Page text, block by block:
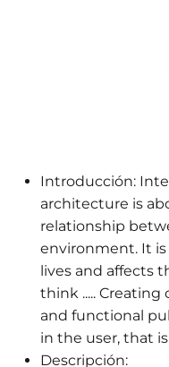
Introducción:
architecture is
relationship
environment. It is
lives and affects
think .....
and functional
in the user, that
Descripción: